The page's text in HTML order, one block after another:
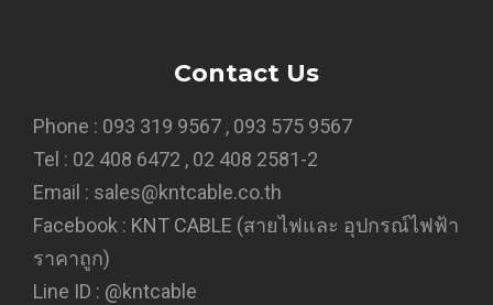
Contact Us
Phone : 093 319 9567 , 093 575 9567
Tel : 02 408 6472 , 02 408 2581-2
Email : sales@kntcable.co.th
Facebook : KNT CABLE (สายไฟและ อุปกรณ์ไฟฟ้า
ราคาถูก)
Line ID : @kntcable